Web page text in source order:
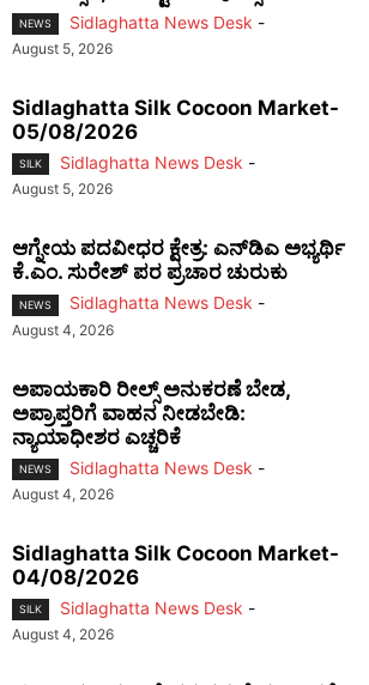
NEWS Sidlaghatta News Desk -
August 5, 2026
Sidlaghatta Silk Cocoon Market-
05/08/2026
SILK Sidlaghatta News Desk -
August 5, 2026
ಆಗ್ನೇಯ ಪದವೀಧರ ಕ್ಷೇತ್ರ: ಎನ್‌ಡಿಎ ಅಭ್ಯರ್ಥಿ
ಕೆ.ಎಂ. ಸುರೇಶ್ ಪರ ಪ್ರಚಾರ ಚುರುಕು
NEWS Sidlaghatta News Desk -
August 4, 2026
ಅಪಾಯಕಾರಿ ರೀಲ್ಸ್ ಅನುಕರಣೆ ಬೇಡ,
ಅಪ್ರಾಪ್ತರಿಗೆ ವಾಹನ ನೀಡಬೇಡಿ:
ನ್ಯಾಯಾಧೀಶರ ಎಚ್ಚರಿಕೆ
NEWS Sidlaghatta News Desk -
August 4, 2026
Sidlaghatta Silk Cocoon Market-
04/08/2026
SILK Sidlaghatta News Desk -
August 4, 2026